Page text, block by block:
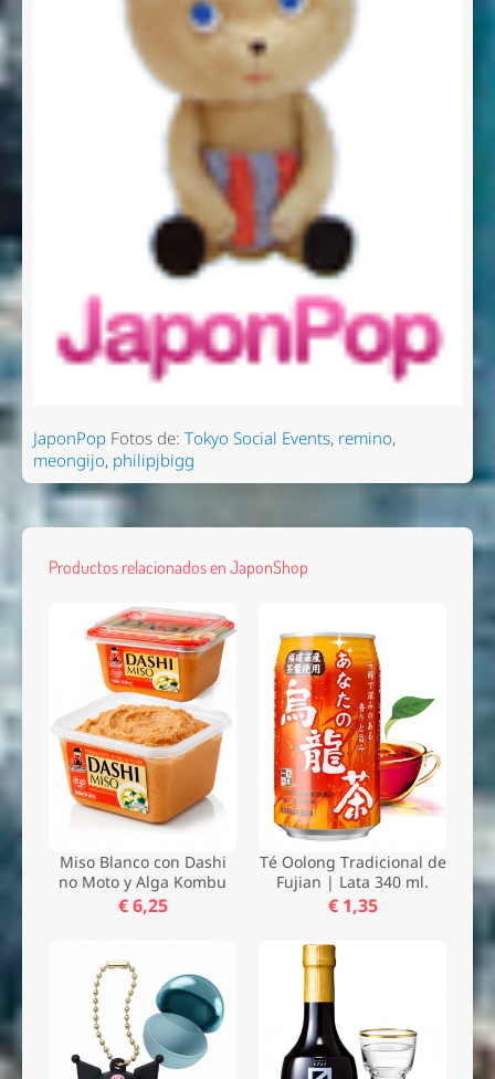
JaponPopFotos de: Tokyo Social Events, remino,
meongijo, philipjbigg
Productos relacionados en JaponShop
Miso Blanco con Dashi
no Moto y Alga Kombu
€ 6,25
Té Oolong Tradicional de
Fujian | Lata 340 ml.
€ 1,35